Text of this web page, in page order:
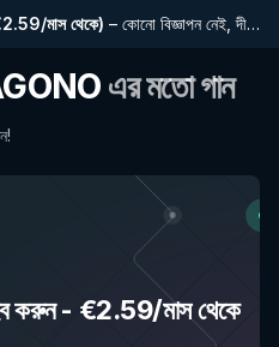
মাস থেকে) – কোনো বিজ্ঞাপন নেই, দীর্ঘতর প্লেলিস্ট, সম্পূর্ণ ইতিহাস এবং নতুন বৈশিষ্ট্যে প্রাথমিক প্রবেশাধিকার
এর মতো গান
করুন- €2.59/মাস থেকে